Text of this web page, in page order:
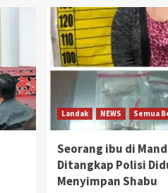
Landak NEWS Semua
Seorang ibu di
Ditangkap Polisi
Menyimpan Shabu